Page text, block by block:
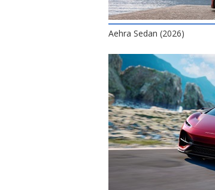
Aehra Sedan (2026)